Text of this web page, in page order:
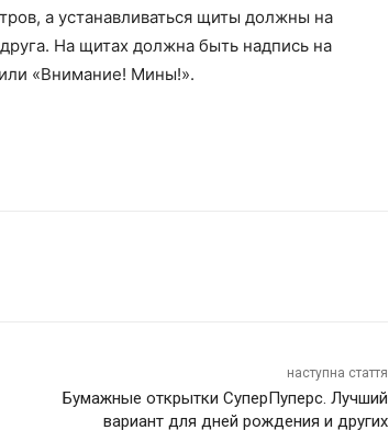
а устанавливаться щиты должны на
На щитах должна быть надпись на
«Внимание! Мины!».
наступна стаття
Бумажные открытки СуперПуперс. Лучший
вариант для дней рождения и других